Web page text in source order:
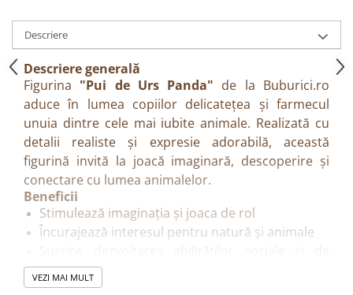
Descriere
Descriere generală
Figurina "Pui de Urs Panda" de la Buburici.ro
aduce în lumea copiilor delicatețea și farmecul
unuia dintre cele mai iubite animale. Realizată cu
detalii realiste și expresie adorabilă, această
figurină invită la joacă imaginară, descoperire și
conectare cu lumea animalelor.
Beneficii
Stimulează imaginația și joaca de rol
Încurajează interesul pentru natură și animale
Susține dezvoltarea abilităților sociale și de
comunicare
Potrivită pentru joacă individuală și scenarii
VEZI MAI MULT